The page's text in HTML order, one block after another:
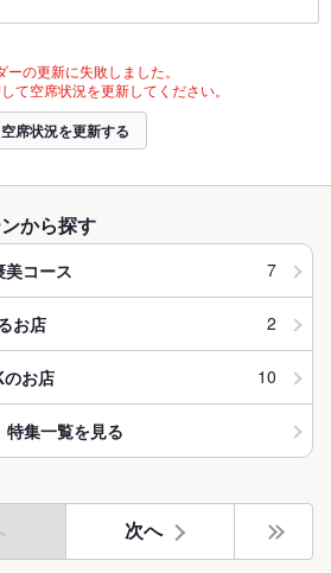
ーの更新に失敗しました。
て空席状況を更新してください。
空席状況を更新する
から探す
コース 7
お店 2
お店 10
特集一覧を見る
次へ